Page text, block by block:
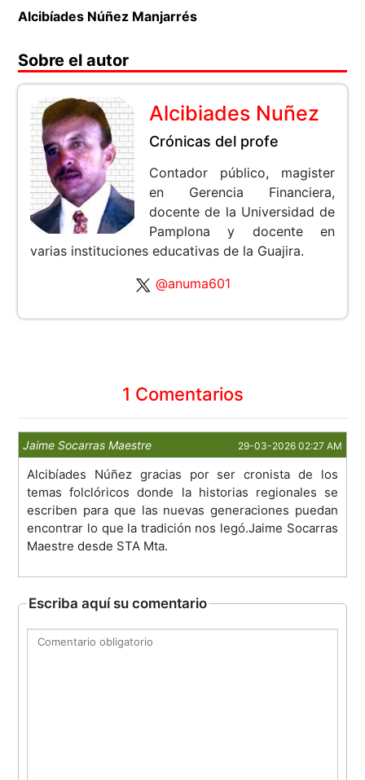
Alcibíades Núñez Manjarrés
Sobre el autor
Alcibiades Nuñez
Crónicas del profe
Contador público, magister
en Gerencia Financiera,
docente de la Universidad de
Pamplona y docente en
varias instituciones educativas de la Guajira.
@anuma601
1 Comentarios
Jaime Socarras Maestre 29-03-2026 02:27 AM
Alcibíades Núñez gracias por ser cronista de los
temas folclóricos donde la historias regionales se
escriben para que las nuevas generaciones puedan
encontrar lo que la tradición nos legó.Jaime Socarras
Maestre desde STA Mta.
Escriba aquí su comentario